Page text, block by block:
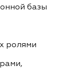
базы
ролями